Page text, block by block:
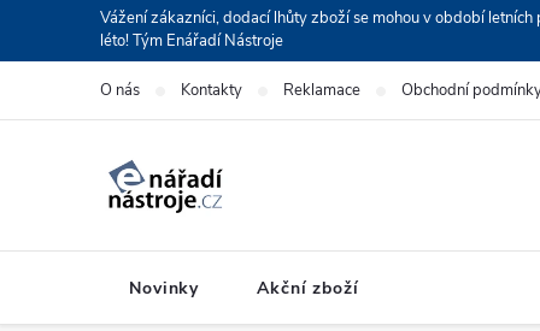
Vážení zákazníci, dodací lhůty zboží se mohou v období
léto! Tým Enářadí Nástroje
O nás Kontakty Reklamace Obchodní
Novinky Akční zboží